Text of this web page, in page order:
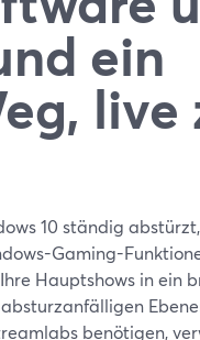
ein
live
10 ständig
Gaming-
Hauptshows in ein
benötigen,